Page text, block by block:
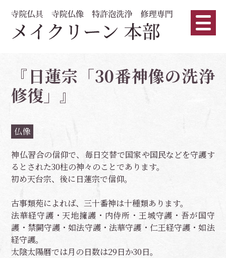
『日蓮宗「30番神像の洗浄
修復」』
仏像
神仏習合の信仰で、毎日交替で国家や国民などを守護す
るとされた30柱の神々のことであります。
初め天台宗、後に日蓮宗で信仰。
古事類苑によれば、三十番神は十種類あります。
法華経守護・天地擁護・内侍所・王城守護・吾が国守
護・禁闕守護・如法守護・法華守護・仁王経守護・如法
経守護。
太陰太陽暦では月の日数は29日か30日。